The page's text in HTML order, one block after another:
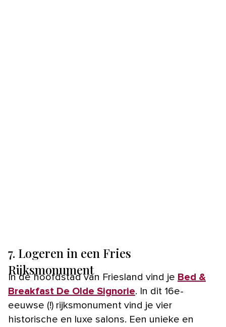
7. Logeren in een Fries
Rijksmonument
In de hoofdstad van Friesland vind je Bed &
Breakfast De Olde Signorie. In dit 16e-
eeuwse (!) rijksmonument vind je vier
historische en luxe salons. Een unieke en